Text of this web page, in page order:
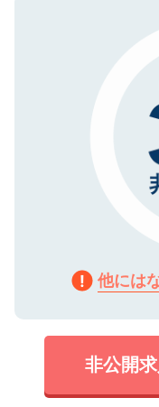
で、機密保
他には
非公開